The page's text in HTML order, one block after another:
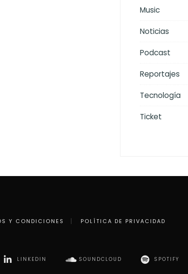
Music
Noticias
Podcast
Reportajes
Tecnología
Ticket
Y CONDICIONES POLÍTICA DE PRIVACIDAD
LINKEDIN SOUNDCLOUD SPOTIFY